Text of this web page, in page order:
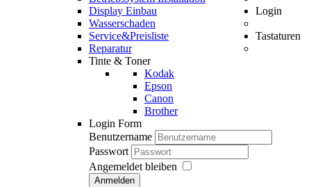
Display Einbau
Wasserschaden
Service&Preisliste
Reparatur
Tinte & Toner
Kodak
Epson
Canon
Brother
Login
Login Form
Benutzername
Passwort
Angemeldet bleiben
Anmelden
Tastaturen